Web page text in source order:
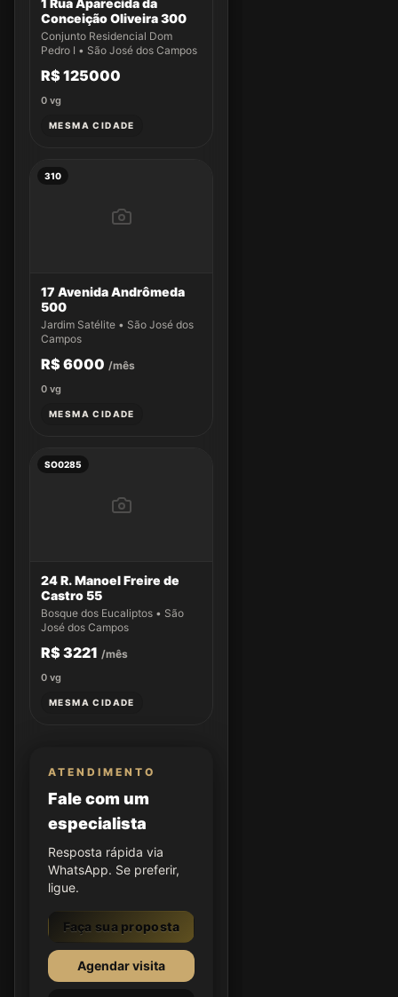
1 Rua Aparecida da
Conceição Oliveira 300
Conjunto Residencial Dom
Pedro I • São José dos Campos
R$ 125000
0 vg
MESMA CIDADE
310
17 Avenida Andrômeda
500
Jardim Satélite • São José dos
Campos
R$ 6000 /mês
0 vg
MESMA CIDADE
SO0285
24 R. Manoel Freire de
Castro 55
Bosque dos Eucaliptos • São
José dos Campos
R$ 3221 /mês
0 vg
MESMA CIDADE
ATENDIMENTO
Fale com um
especialista
Resposta rápida via
WhatsApp. Se preferir,
ligue.
Faça sua proposta
Agendar visita